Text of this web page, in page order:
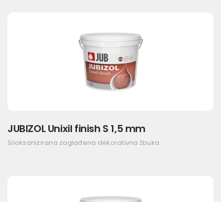
JUBIZOL Unixil finish S 1,5 mm
Siloksanizirana zaglađena dekorativna žbuka